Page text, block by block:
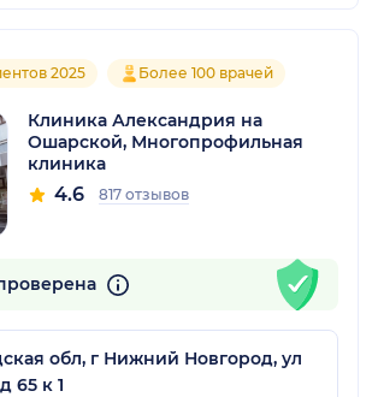
2025 Более 100 врачей
Клиника Александрия на
Ошарской, Многопрофильная
клиника
4.6 817 отзывов
обл, г Нижний Новгород, ул
65 к 1